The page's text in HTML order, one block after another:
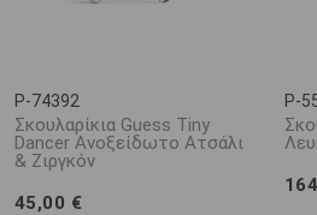
P-74392
Σκουλαρίκια Guess Tiny
Dancer Ανοξείδωτο Ατσάλι
& Ζιργκόν
45,00 €
P-